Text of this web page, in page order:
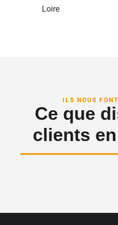
Loire
ILS NOUS
Ce que
clients